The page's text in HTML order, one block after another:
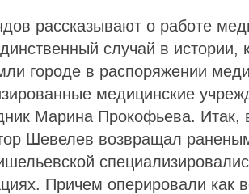
расска­зывают о работе
случай в истории,
городе в распоряжении
медицинские
Марина Прокофьева. Итак,
Шевелев возвращал
Причем оперировали как